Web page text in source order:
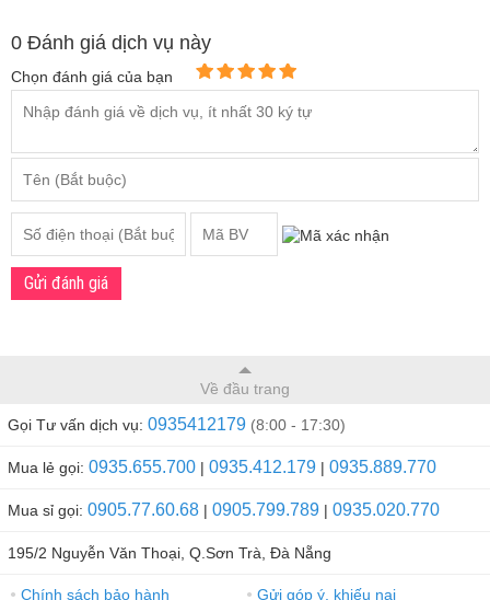
0 Đánh giá dịch vụ này
Chọn đánh giá của bạn
Gửi đánh giá
Về đầu trang
Gọi Tư vấn dịch vụ: 0935412179 (8:00 - 17:30)
Mua lẻ gọi: 0935.655.700 | 0935.412.179 | 0935.889.770
Mua sỉ gọi: 0905.77.60.68 | 0905.799.789 | 0935.020.770
195/2 Nguyễn Văn Thoại, Q.Sơn Trà, Đà Nẵng
● Chính sách bảo hành ● Gửi góp ý, khiếu nại